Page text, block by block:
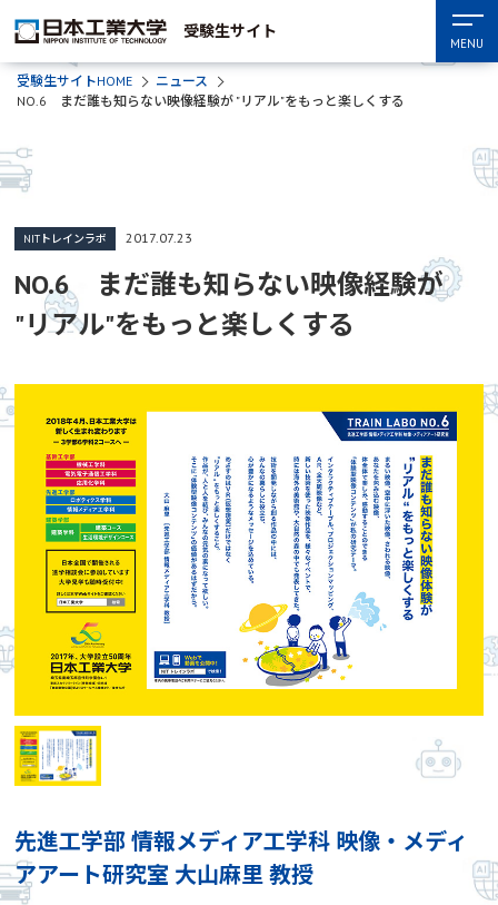
受験生サイト
MENU
受験生サイトHOME
ニュース
NO.6 まだ誰も知らない映像経験が "リアル"をもっと楽しくする
NO.6 まだ誰も知らない映像経験が
"リアル"をもっと楽しくする
NITトレインラボ 2017.07.23
先進工学部 情報メディア工学科 映像・メディ
アアート研究室 大山麻里 教授